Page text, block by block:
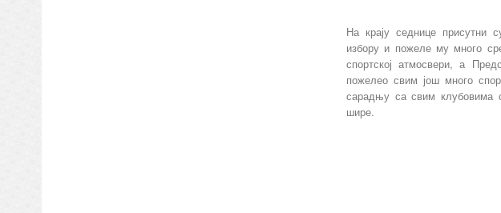
На крају седнице присутни
избору и пожеле му много
спортској атмосвери, а
пожелео свим још много
сарадњу са свим клубовима
шире.